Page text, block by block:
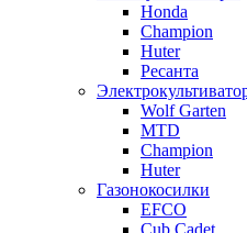
Honda
Champion
Huter
Ресанта
Wolf Garten
MTD
Champion
Huter
Газонокосилки
EFCO
Cub Cadet